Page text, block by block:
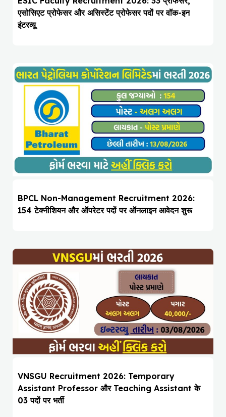
एसोसिएट प्रोफेसर और असिस्टेंट प्रोफेसर पदों पर वॉक-इन
इंटरव्यू
BPCL Non-Management Recruitment 2026:
154 टेक्नीशियन और ऑपरेटर पदों पर ऑनलाइन आवेदन शुरू
VNSGU Recruitment 2026: Temporary
Assistant Professor और Teaching Assistant के
03 पदों पर भर्ती